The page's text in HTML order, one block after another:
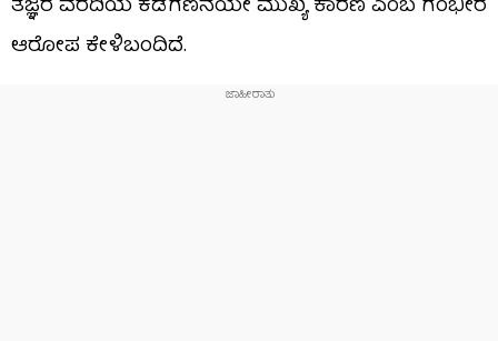
ತಜ್ಞರ ವರದಿಯ ಕಡೆಗಣನೆಯೇ ಮುಖ್ಯ ಕಾರಣ ಎಂಬ ಗಂಭೀರ
ಆರೋಪ ಕೇಳಿಬಂದಿದೆ.